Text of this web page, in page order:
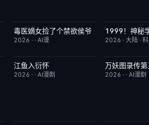
完结 10.0
毒医嫡女捡了个禁欲侯爷
2026 · ·AI漫
更新至第3集
2026 · 大陆·
完结
江鱼入衍怀
2026 · ·AI漫剧
完结
万妖图录传第
2026 · · AI漫剧